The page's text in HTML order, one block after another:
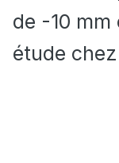
de -10 mm
étude